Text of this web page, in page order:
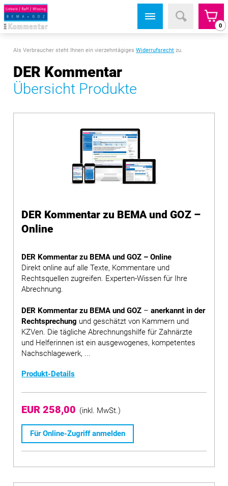
0
Als Verbraucher steht Ihnen ein vierzehntägigesWiderrufsrecht zu.
DER Kommentar
Übersicht Produkte
DER Kommentar zu BEMA und GOZ –
Online
DER Kommentar zu BEMA und GOZ – Online
Direkt online auf alle Texte, Kommentare und
Rechtsquellen zugreifen. Experten-Wissen für Ihre
Abrechnung.
DER Kommentar zu BEMA und GOZ – anerkannt in der
Rechtsprechung und geschätzt von Kammern und
KZVen. Die tägliche Abrechnungshilfe für Zahnärzte
und Helferinnen ist ein ausgewogenes, kompetentes
Nachschlagewerk, ...
Produkt-Details
EUR 258,00 (inkl. MwSt.)
Für Online-Zugriff anmelden